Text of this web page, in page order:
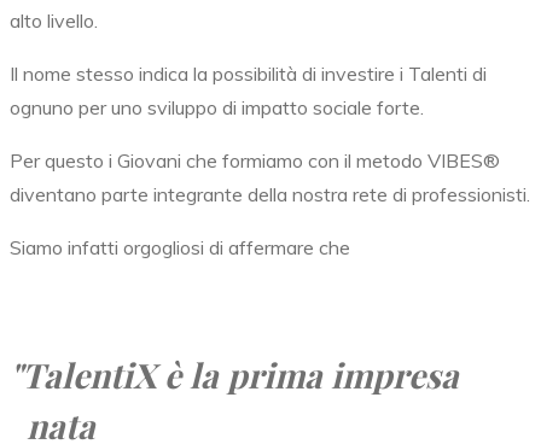
alto livello.
Il nome stesso indica la possibilità di investire i Talenti di
ognuno per uno sviluppo di impatto sociale forte.
Per questo i Giovani che formiamo con il metodo VIBES®
diventano parte integrante della nostra rete di professionisti.
Siamo infatti orgogliosi di affermare che
"TalentiXè la prima impresa
nata